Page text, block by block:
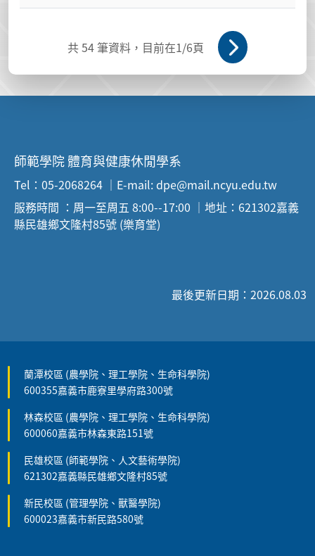
共54 筆資料，目前在1/6頁
師範學院 體育與健康休閒學系
Tel：05-2068264 ｜E-mail: dpe@mail.ncyu.edu.tw
服務時間 ：周一至周五 8:00--17:00 ｜地址：621302嘉義
縣民雄鄉文隆村85號 (樂育堂)
最後更新日期：2026.08.03
蘭潭校區 (農學院、理工學院、生命科學院)
600355嘉義市鹿寮里學府路300號
林森校區 (農學院、理工學院、生命科學院)
600060嘉義市林森東路151號
民雄校區 (師範學院、人文藝術學院)
621302嘉義縣民雄鄉文隆村85號
新民校區 (管理學院、獸醫學院)
600023嘉義市新民路580號